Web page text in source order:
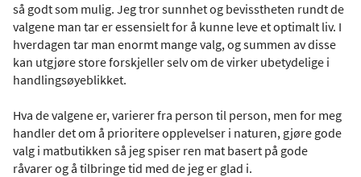
så godt som mulig. Jeg tror sunnhet og bevisstheten rundt de
valgene man tar er essensielt for å kunne leve et optimalt liv. I
hverdagen tar man enormt mange valg, og summen av disse
kan utgjøre store forskjeller selv om de virker ubetydelige i
handlingsøyeblikket.
Hva de valgene er, varierer fra person til person, men for meg
handler det om å prioritere opplevelser i naturen, gjøre gode
valg i matbutikken så jeg spiser ren mat basert på gode
råvarer og å tilbringe tid med de jeg er glad i.